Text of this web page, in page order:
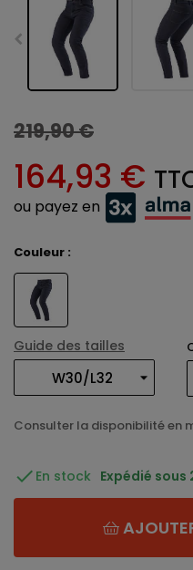
219,90 €
164,93 €
ou payez en
Couleur :
Guide des tailles
Consulter la disponibilité en
 En stock Expédié sous